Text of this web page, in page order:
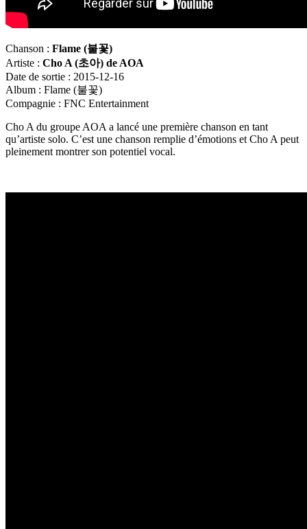
Chanson : Flame (불꽃)
Artiste : Cho A (초아) de AOA
Date de sortie : 2015-12-16
Album : Flame (불꽃)
Compagnie : FNC Entertainment
Cho A du groupe AOA a lancé une première chanson en tant
qu’artiste solo. C’est une chanson remplie d’émotions et Cho A peut
pleinement montrer son potentiel vocal.